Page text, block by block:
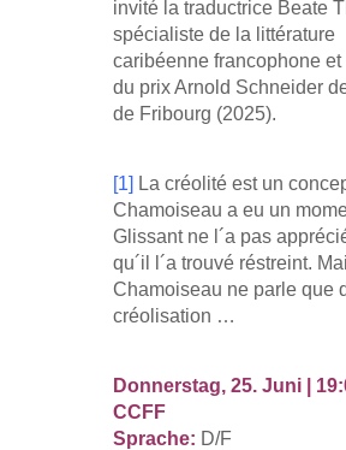
invité la traductrice Beate
spécialiste de la littérature
caribéenne francophone et
du prix Arnold Schneider
de Fribourg (2025).
[1] La créolité est un
Chamoiseau a eu un
Glissant ne l´a pas
qu´il l´a trouvé réstreint.
Chamoiseau ne parle que
créolisation …
Donnerstag, 25. Juni |
CCFF
Sprache: D/F